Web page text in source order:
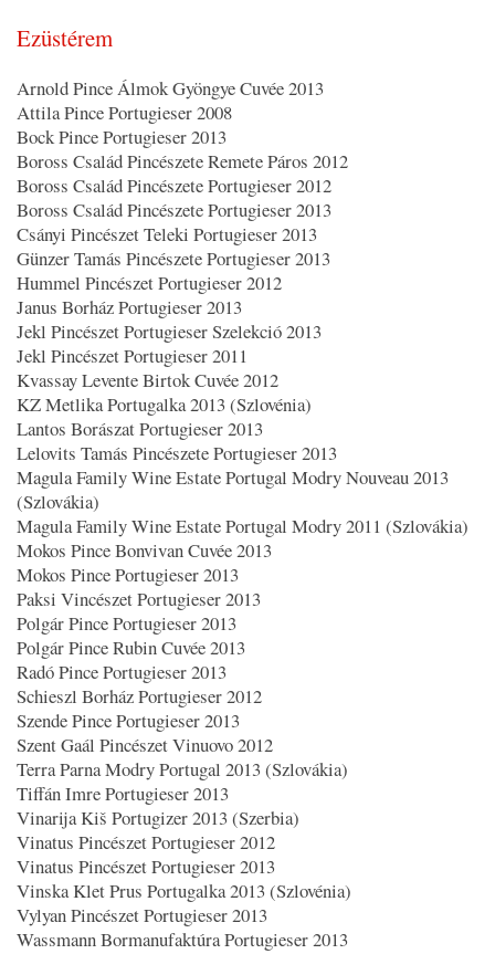
Ezüstérem
Arnold Pince Álmok Gyöngye Cuvée 2013
Attila Pince Portugieser 2008
Bock Pince Portugieser 2013
Boross Család Pincészete Remete Páros 2012
Boross Család Pincészete Portugieser 2012
Boross Család Pincészete Portugieser 2013
Csányi Pincészet Teleki Portugieser 2013
Günzer Tamás Pincészete Portugieser 2013
Hummel Pincészet Portugieser 2012
Janus Borház Portugieser 2013
Jekl Pincészet Portugieser Szelekció 2013
Jekl Pincészet Portugieser 2011
Kvassay Levente Birtok Cuvée 2012
KZ Metlika Portugalka 2013 (Szlovénia)
Lantos Borászat Portugieser 2013
Lelovits Tamás Pincészete Portugieser 2013
Magula Family Wine Estate Portugal Modry Nouveau 2013
(Szlovákia)
Magula Family Wine Estate Portugal Modry 2011 (Szlovákia)
Mokos Pince Bonvivan Cuvée 2013
Mokos Pince Portugieser 2013
Paksi Vincészet Portugieser 2013
Polgár Pince Portugieser 2013
Polgár Pince Rubin Cuvée 2013
Radó Pince Portugieser 2013
Schieszl Borház Portugieser 2012
Szende Pince Portugieser 2013
Szent Gaál Pincészet Vinuovo 2012
Terra Parna Modry Portugal 2013 (Szlovákia)
Tiffán Imre Portugieser 2013
Vinarija Kiš Portugizer 2013 (Szerbia)
Vinatus Pincészet Portugieser 2012
Vinatus Pincészet Portugieser 2013
Vinska Klet Prus Portugalka 2013 (Szlovénia)
Vylyan Pincészet Portugieser 2013
Wassmann Bormanufaktúra Portugieser 2013